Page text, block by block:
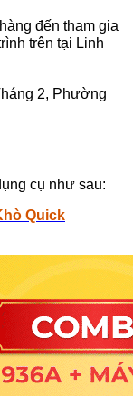
đến tham gia
trên tại Linh
2, Phường
cụ như sau:
Quick